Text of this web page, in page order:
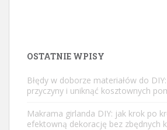
OSTATNIE WPISY
Błędy w doborze materiałów do
przyczyny i uniknąć kosztownych
Makrama girlanda DIY: jak krok po
efektowną dekorację bez zbędnych